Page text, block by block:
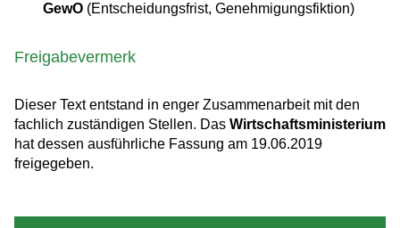
GewO (Entscheidungsfrist, Genehmigungsfiktion)
Freigabevermerk
Dieser Text entstand in enger Zusammenarbeit mit den
fachlich zuständigen Stellen. Das Wirtschaftsministerium
hat dessen ausführliche Fassung am 19.06.2019
freigegeben.